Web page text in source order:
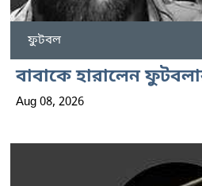
ফুটবল
বাবাকে হারালেন
Aug 08, 2026